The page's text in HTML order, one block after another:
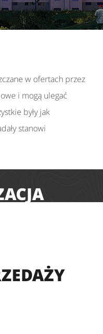
w ofertach przez
i mogą ulegać
były jak
stanowi